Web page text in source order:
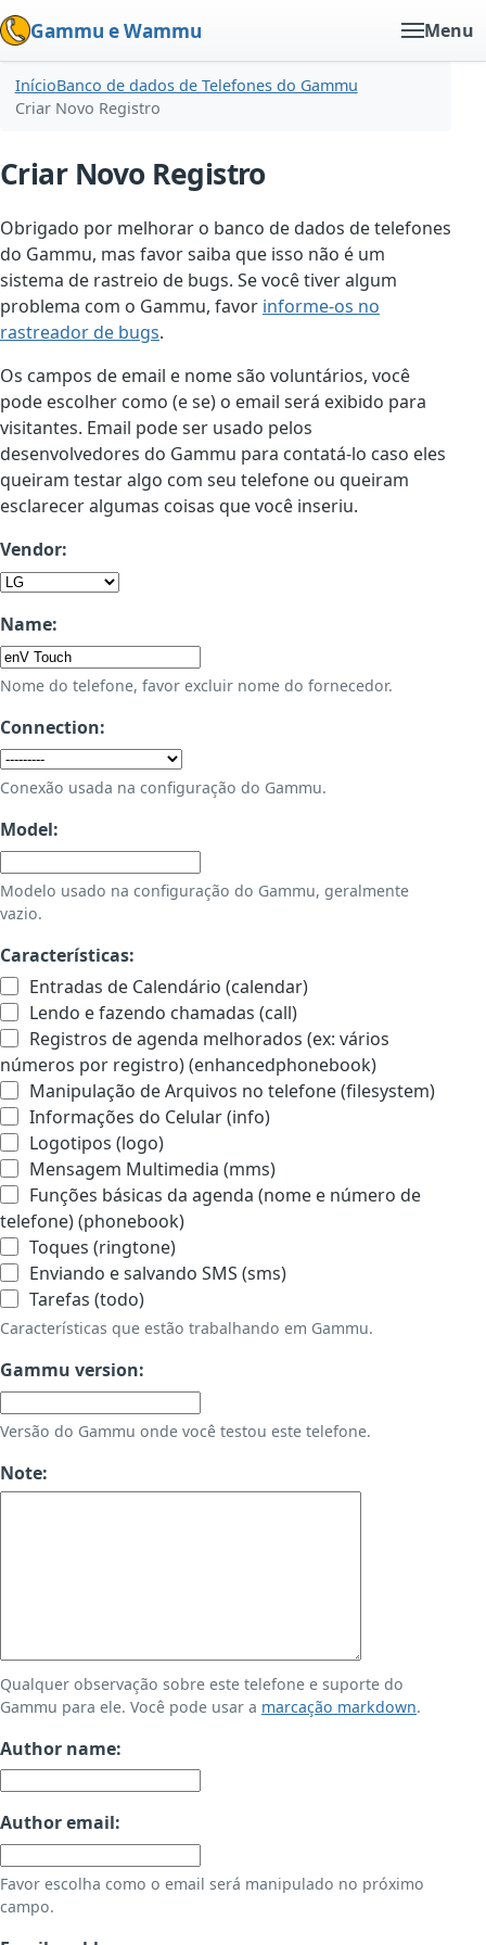
Gammu e Wammu Menu
InícioBanco de dados de Telefones do Gammu
Criar Novo Registro
Criar Novo Registro
Obrigado por melhorar o banco de dados de telefones
do Gammu, mas favor saiba que isso não é um
sistema de rastreio de bugs. Se você tiver algum
problema com o Gammu, favor informe-os no
rastreador de bugs.
Os campos de email e nome são voluntários, você
pode escolher como (e se) o email será exibido para
visitantes. Email pode ser usado pelos
desenvolvedores do Gammu para contatá-lo caso eles
queiram testar algo com seu telefone ou queiram
esclarecer algumas coisas que você inseriu.
Vendor:
Name:
Nome do telefone, favor excluir nome do fornecedor.
Connection:
Conexão usada na configuração do Gammu.
Model:
Modelo usado na configuração do Gammu, geralmente
vazio.
Características:
Entradas de Calendário (calendar)
Lendo e fazendo chamadas (call)
Registros de agenda melhorados (ex: vários
números por registro) (enhancedphonebook)
Manipulação de Arquivos no telefone (filesystem)
Informações do Celular (info)
Logotipos (logo)
Mensagem Multimedia (mms)
Funções básicas da agenda (nome e número de
telefone) (phonebook)
Toques (ringtone)
Enviando e salvando SMS (sms)
Tarefas (todo)
Características que estão trabalhando em Gammu.
Gammu version:
Versão do Gammu onde você testou este telefone.
Note:
Qualquer observação sobre este telefone e suporte do
Gammu para ele. Você pode usar a marcação markdown.
Author name:
Author email:
Favor escolha como o email será manipulado no próximo
campo.